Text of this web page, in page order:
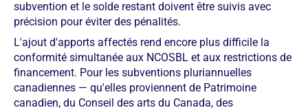
subvention et le solde restant doivent être suivis avec
précision pour éviter des pénalités.
L'ajout d'apports affectés rend encore plus difficile la
conformité simultanée aux NCOSBL et aux restrictions de
financement. Pour les subventions pluriannuelles
canadiennes — qu'elles proviennent de Patrimoine
canadien, du Conseil des arts du Canada, des